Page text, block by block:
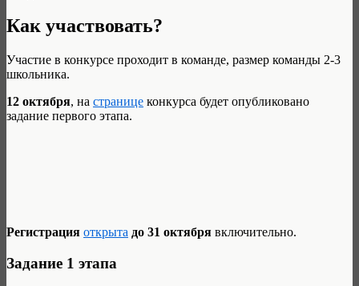
Как участвовать?
Участие в конкурсе проходит в команде, размер команды 2-3
школьника.
12 октября, на странице конкурса будет опубликовано
задание первого этапа.
Регистрация открыта до 31 октября включительно.
Задание 1 этапа